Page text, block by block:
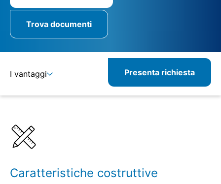
Trova documenti
I vantaggi Presenta richiesta
Caratteristiche costruttive